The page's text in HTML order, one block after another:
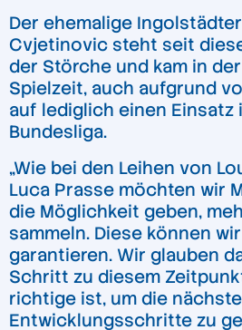
Der ehemalige
Cvjetinovic steht seit
der Störche und kam in
Spielzeit, auch aufgrund
auf lediglich einen Einsatz
Bundesliga.
„Wie bei den Leihen von
Luca Prasse möchten wir
die Möglichkeit geben,
sammeln. Diese können
garantieren. Wir glauben
Schritt zu diesem
richtige ist, um die
Entwicklungsschritte zu